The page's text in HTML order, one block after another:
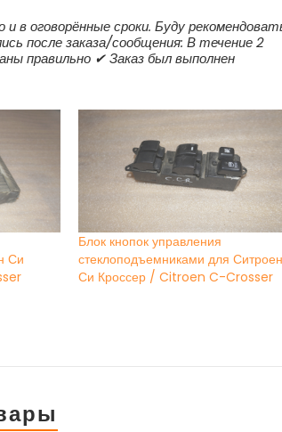
в оговорённые сроки. Буду
после заказа/сообщения: В течение 2
правильно ✔ Заказ был выполнен
Си
Блок кнопок управления
стеклоподъемниками для
Си Кроссер / Citroen C-Crosser